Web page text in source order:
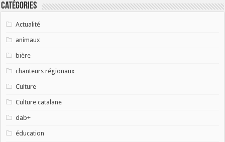
Catégories
Actualité
animaux
bière
chanteurs régionaux
Culture
Culture catalane
dab+
éducation